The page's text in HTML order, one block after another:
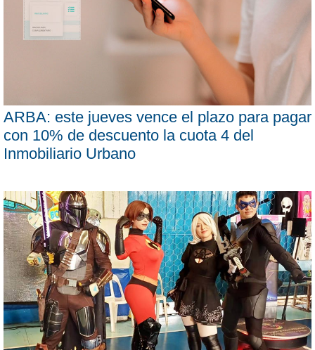
ARBA: este jueves vence el plazo para pagar
con 10% de descuento la cuota 4 del
Inmobiliario Urbano